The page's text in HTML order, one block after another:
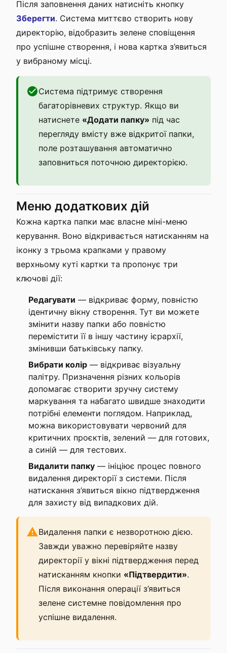
Після заповнення даних натисніть кнопку
Зберегти. Система миттєво створить нову
директорію, відобразить зелене сповіщення
про успішне створення, і нова картка з’явиться
у вибраному місці.
Система підтримує створення
багаторівневих структур. Якщо ви
натиснете «Додати папку» під час
перегляду вмісту вже відкритої папки,
поле розташування автоматично
заповниться поточною директорією.
Меню додаткових дій
Кожна картка папки має власне міні-меню
керування. Воно відкривається натисканням на
іконку з трьома крапками у правому
верхньому куті картки та пропонує три
ключові дії:
Редагувати — відкриває форму, повністю
ідентичну вікну створення. Тут ви можете
змінити назву папки або повністю
перемістити її в іншу частину ієрархії,
змінивши батьківську папку.
Вибрати колір — відкриває візуальну
палітру. Призначення різних кольорів
допомагає створити зручну систему
маркування та набагато швидше знаходити
потрібні елементи поглядом. Наприклад,
можна використовувати червоний для
критичних проєктів, зелений — для готових,
а синій — для тестових.
Видалити папку — ініціює процес повного
видалення директорії з системи. Після
натискання з’явиться вікно підтвердження
для захисту від випадкових дій.
Видалення папки є незворотною дією.
Завжди уважно перевіряйте назву
директорії у вікні підтвердження перед
натисканням кнопки «Підтвердити».
Після виконання операції з’явиться
зелене системне повідомлення про
успішне видалення.